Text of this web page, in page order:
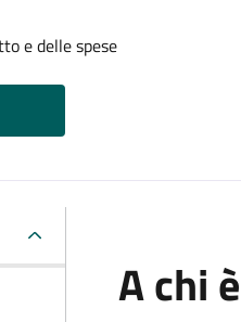
e delle spese
A chi